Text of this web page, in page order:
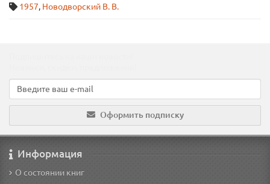
1957, Новодворский В. В.
Оформить подписку
Информация
О состоянии книг